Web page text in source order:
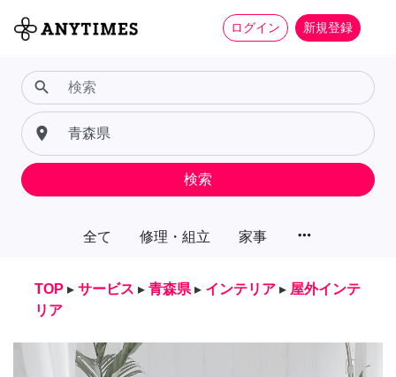
ログイン 新規登録
全て 修理・組立 家事 more_horiz
search
place
検索
TOP ▸ サービス ▸ 青森県 ▸ インテリア ▸ 屋外インテ
リア